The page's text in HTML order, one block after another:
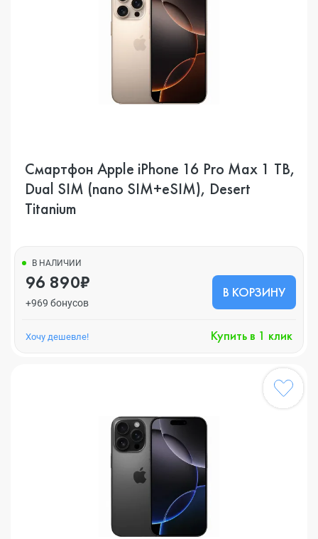
Смартфон Apple iPhone 16 Pro Max 1 TB,
Dual SIM (nano SIM+eSIM), Desert
Titanium
В НАЛИЧИИ
96 890₽
+969 бонусов
В КОРЗИНУ
Хочу дешевле! Купить в 1 клик